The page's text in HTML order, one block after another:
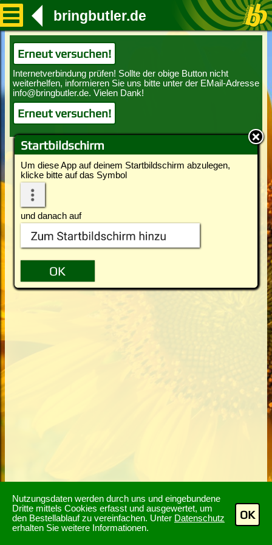
Nutzungsdaten werden durch uns und eingebundene
Dritte mittels Cookies erfasst und ausgewertet, um
den Bestellablauf zu vereinfachen. Unter Datenschutz
erhalten Sie weitere Informationen.
OK
Startbildschirm
Um diese App auf deinem Startbildschirm abzulegen,
klicke bitte auf das Symbol
und danach auf
bringbutler.de
Erneut versuchen!
Erneut versuchen!